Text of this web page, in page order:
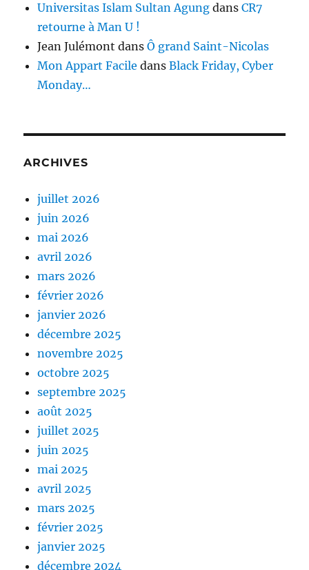
Universitas Islam Sultan Agung dansCR7
retourne à Man U !
Jean Julémont dansÔ grand Saint-Nicolas
Mon Appart Facile dansBlack Friday, Cyber
Monday…
ARCHIVES
juillet 2026
juin 2026
mai 2026
avril 2026
mars 2026
février 2026
janvier 2026
décembre 2025
novembre 2025
octobre 2025
septembre 2025
août 2025
juillet 2025
juin 2025
mai 2025
avril 2025
mars 2025
février 2025
janvier 2025
décembre 2024